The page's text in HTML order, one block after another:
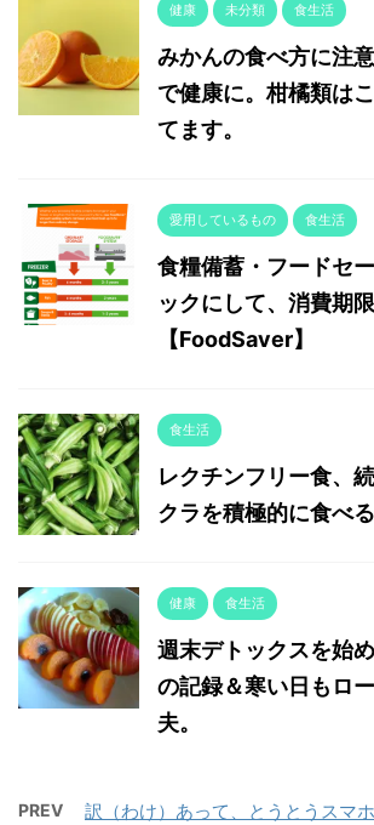
健康 未分類 食生活
みかんの食べ方に注
で健康に。柑橘類は
てます。
愛用しているもの 食生活
食糧備蓄・フードセ
ックにして、消費期
【FoodSaver】
食生活
レクチンフリー食、
クラを積極的に食べ
健康 食生活
週末デトックスを始
の記録＆寒い日もロ
夫。
PREV
訳（わけ）あって、とうとうスマ